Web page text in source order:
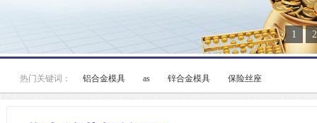
1 2
热门关键词： 铝合金模具 as 锌合金模具 保险丝座